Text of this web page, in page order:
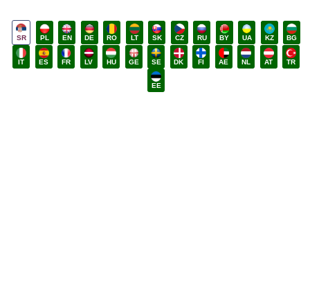
SR PL EN DE RO LT SK CZ RU BY UA KZ BG
IT ES FR LV HU GE SE DK FI AE NL AT TR
EE